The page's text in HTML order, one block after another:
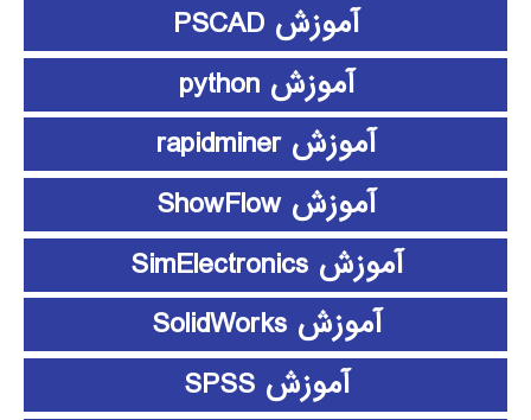
آموزش PSCAD
آموزش python
آموزش rapidminer
آموزش ShowFlow
آموزش SimElectronics
آموزش SolidWorks
آموزش SPSS